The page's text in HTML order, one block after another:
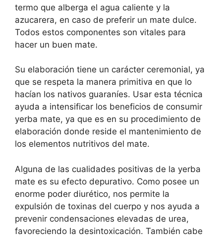
termo que alberga el agua caliente y la
azucarera, en caso de preferir un mate dulce.
Todos estos componentes son vitales para
hacer un buen mate.
Su elaboración tiene un carácter ceremonial, ya
que se respeta la manera primitiva en que lo
hacían los nativos guaraníes. Usar esta técnica
ayuda a intensificar los beneficios de consumir
yerba mate, ya que es en su procedimiento de
elaboración donde reside el mantenimiento de
los elementos nutritivos del mate.
Alguna de las cualidades positivas de la yerba
mate es su efecto depurativo. Como posee un
enorme poder diurético, nos permite la
expulsión de toxinas del cuerpo y nos ayuda a
prevenir condensaciones elevadas de urea,
favoreciendo la desintoxicación. También cabe